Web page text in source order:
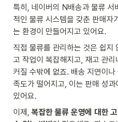
특히, 네이버의 N배송과 물류 서
적인 물류 시스템을 갖춘 판매자
는 환경이 만들어지고 있어요.
직접 물류를 관리하는 것은 쉽지
고 작업이 복잡해지고, 재고 관리
커질 수밖에 없죠. 배송 지연이
족도가 떨어지고, 이는 판매 성
있어요.
이제, 복잡한 물류 운영에 대한